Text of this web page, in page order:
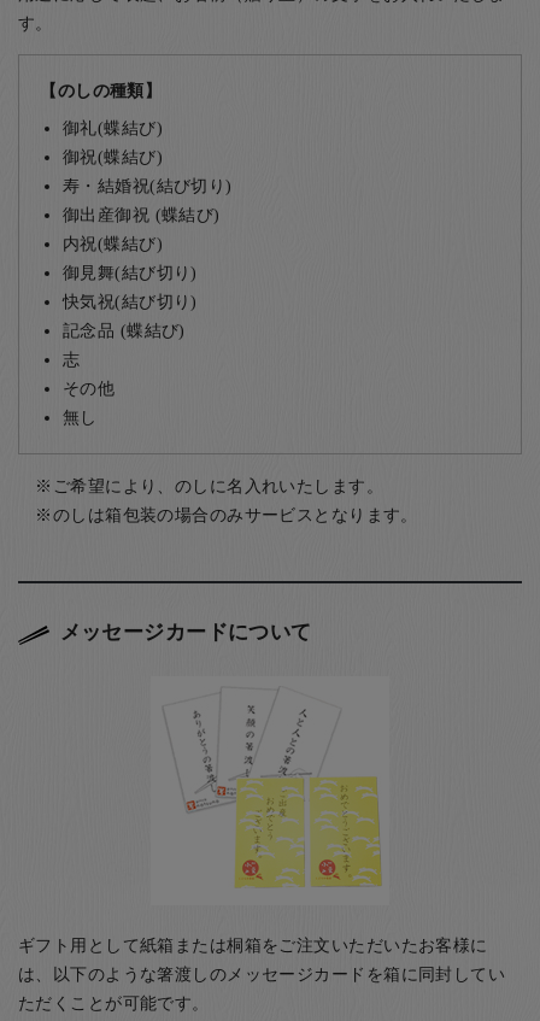
す。
【のしの種類】
御礼(蝶結び)
御祝(蝶結び)
寿・結婚祝(結び切り)
御出産御祝 (蝶結び)
内祝(蝶結び)
御見舞(結び切り)
快気祝(結び切り)
記念品 (蝶結び)
志
その他
無し
ご希望により、のしに名入れいたします。
のしは箱包装の場合のみサービスとなります。
メッセージカードについて
ギフト用として紙箱または桐箱をご注文いただいたお客様に
は、以下のような箸渡しのメッセージカードを箱に同封してい
ただくことが可能です。